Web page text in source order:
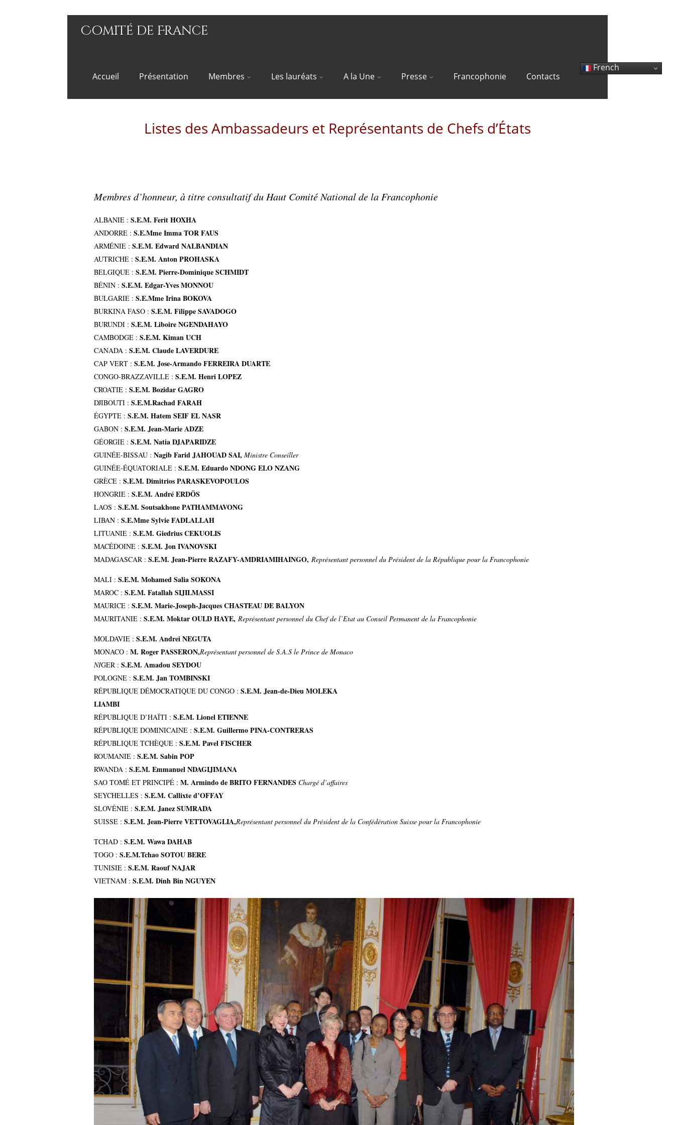
Comité de France
Accueil Présentation Membres Les lauréats A la Une Presse Francophonie Contacts
French
Listes des Ambassadeurs et Représentants de Chefs d’États
Membres d’honneur, à titre consultatif du Haut Comité National de la Francophonie
ALBANIE : S.E.M. Ferit HOXHA
ANDORRE : S.E.Mme Imma TOR FAUS
ARMÉNIE : S.E.M. Edward NALBANDIAN
AUTRICHE : S.E.M. Anton PROHASKA
BELGIQUE : S.E.M. Pierre-Dominique SCHMIDT
BÉNIN : S.E.M. Edgar-Yves MONNOU
BULGARIE : S.E.Mme Irina BOKOVA
BURKINA FASO : S.E.M. Filippe SAVADOGO
BURUNDI : S.E.M. Liboire NGENDAHAYO
CAMBODGE : S.E.M. Kiman UCH
CANADA : S.E.M. Claude LAVERDURE
CAP VERT : S.E.M. Jose-Armando FERREIRA DUARTE
CONGO-BRAZZAVILLE : S.E.M. Henri LOPEZ
CROATIE : S.E.M. Bozidar GAGRO
DJIBOUTI : S.E.M.Rachad FARAH
ÉGYPTE : S.E.M. Hatem SEIF EL NASR
GABON : S.E.M. Jean-Marie ADZE
GÉORGIE : S.E.M. Natia DJAPARIDZE
GUINÉE-BISSAU : Nagib Farid JAHOUAD SAI, Ministre Conseiller
GUINÉE-ÉQUATORIALE : S.E.M. Eduardo NDONG ELO NZANG
GRÈCE : S.E.M. Dimitrios PARASKEVOPOULOS
HONGRIE : S.E.M. André ERDÖS
LAOS : S.E.M. Soutsakhone PATHAMMAVONG
LIBAN : S.E.Mme Sylvie FADLALLAH
LITUANIE : S.E.M. Giedrius CEKUOLIS
MACÉDOINE : S.E.M. Jon IVANOVSKI
MADAGASCAR : S.E.M. Jean-Pierre RAZAFY-AMDRIAMIHAINGO, Représentant personnel du Président de la République pour la Francophonie
MALI : S.E.M. Mohamed Salia SOKONA
MAROC : S.E.M. Fatallah SIJILMASSI
MAURICE : S.E.M. Marie-Joseph-Jacques CHASTEAU DE BALYON
MAURITANIE : S.E.M. Moktar OULD HAYE, Représentant personnel du Chef de l’Etat au Conseil Permanent de la Francophonie
MOLDAVIE : S.E.M. Andrei NEGUTA
MONACO : M. Roger PASSERON,Représentant personnel de S.A.S le Prince de Monaco
NIGER : S.E.M. Amadou SEYDOU
POLOGNE : S.E.M. Jan TOMBINSKI
RÉPUBLIQUE DÉMOCRATIQUE DU CONGO : S.E.M. Jean-de-Dieu MOLEKA
LIAMBI
RÉPUBLIQUE D’HAÏTI : S.E.M. Lionel ETIENNE
RÉPUBLIQUE DOMINICAINE : S.E.M. Guillermo PINA-CONTRERAS
RÉPUBLIQUE TCHÈQUE : S.E.M. Pavel FISCHER
ROUMANIE : S.E.M. Sabin POP
RWANDA : S.E.M. Emmanuel NDAGIJIMANA
SAO TOMÉ ET PRINCIPÉ : M. Armindo de BRITO FERNANDES Chargé d’affaires
SEYCHELLES : S.E.M. Callixte d’OFFAY
SLOVÉNIE : S.E.M. Janez SUMRADA
SUISSE : S.E.M. Jean-Pierre VETTOVAGLIA,Représentant personnel du Président de la Confédération Suisse pour la Francophonie
TCHAD : S.E.M. Wawa DAHAB
TOGO : S.E.M.Tchao SOTOU BERE
TUNISIE : S.E.M. Raouf NAJAR
VIETNAM : S.E.M. Dinh Bin NGUYEN